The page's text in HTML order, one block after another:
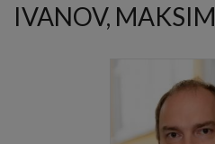
IVANOV, MAKSIM